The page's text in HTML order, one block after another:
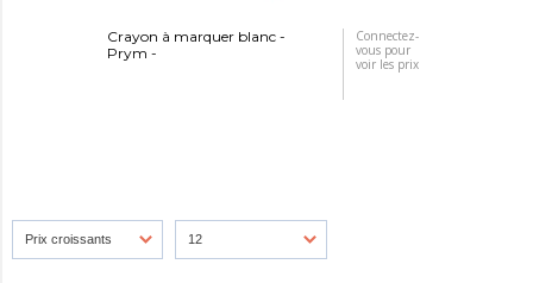
Crayon à marquer blanc -
Prym -
Connectez-
vous pour
voir les prix